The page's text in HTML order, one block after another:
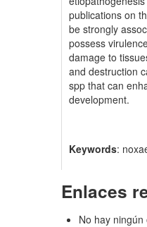
publications on
be strongly
possess
damage to
and destruction
spp that can
development.
Keywords:
Enlaces
No hay